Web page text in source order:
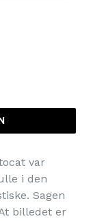
var
i den
Sagen
billedet er